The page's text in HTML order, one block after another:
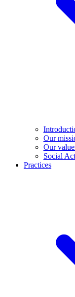
Our
Our
Social
Practices